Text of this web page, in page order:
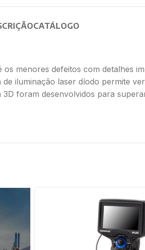
CATÁLOGO
menores defeitos com detalhes
iluminação laser díodo permite
foram desenvolvidos para